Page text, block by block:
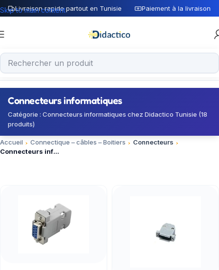
Livraison rapide partout en Tunisie Paiement à la livraison
Skip to main content
Connecteurs informatiques
Catégorie : Connecteurs informatiques chez Didactico Tunisie (18
produits)
Accueil Connectique – câbles – Boitiers
Connecteurs
Connecteurs informatiques